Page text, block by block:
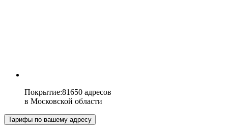
Покрытие:81650 адресов
в Московской области
Тарифы по вашему адресу